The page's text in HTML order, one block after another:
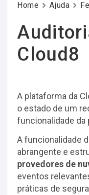
Home Ajuda
Cloud8
A plataforma da
o estado de um
funcionalidade da
A funcionalidade
abrangente e
provedores de
eventos
práticas de